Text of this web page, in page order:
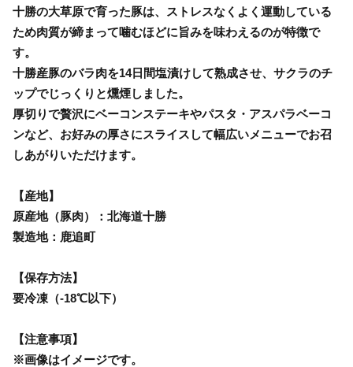
十勝の大草原で育った豚は、ストレスなくよく運動している
ため肉質が締まって噛むほどに旨みを味わえるのが特徴で
す。
十勝産豚のバラ肉を14日間塩漬けして熟成させ、サクラのチ
ップでじっくりと燻煙しました。
厚切りで贅沢にベーコンステーキやパスタ・アスパラベーコ
ンなど、お好みの厚さにスライスして幅広いメニューでお召
しあがりいただけます。
【産地】
原産地（豚肉）：北海道十勝
製造地：鹿追町
【保存方法】
要冷凍（-18℃以下）
【注意事項】
※画像はイメージです。